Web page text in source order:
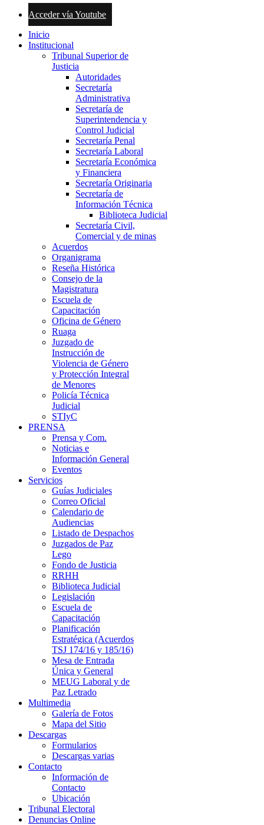
Acceder vía Youtube
Inicio
Institucional
Tribunal Superior de
Justicia
Autoridades
Secretaría
Administrativa
Secretaría de
Superintendencia y
Control Judicial
Secretaría Penal
Secretaría Laboral
Secretaría Económica
y Financiera
Secretaría Originaria
Secretaría de
Información Técnica
Biblioteca Judicial
Secretaría Civil,
Comercial y de minas
Acuerdos
Organigrama
Reseña Histórica
Consejo de la
Magistratura
Escuela de
Capacitación
Oficina de Género
Ruaga
Juzgado de
Instrucción de
Violencia de Género
y Protección Integral
de Menores
Policía Técnica
Judicial
STIyC
PRENSA
Prensa y Com.
Noticias e
Información General
Eventos
Servicios
Guías Judiciales
Correo Oficial
Calendario de
Audiencias
Listado de Despachos
Juzgados de Paz
Lego
Fondo de Justicia
RRHH
Biblioteca Judicial
Legislación
Escuela de
Capacitación
Planificación
Estratégica (Acuerdos
TSJ 174/16 y 185/16)
Mesa de Entrada
Única y General
MEUG Laboral y de
Paz Letrado
Multimedia
Galería de Fotos
Mapa del Sitio
Descargas
Formularios
Descargas varias
Contacto
Información de
Contacto
Ubicación
Tribunal Electoral
Denuncias Online